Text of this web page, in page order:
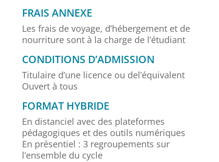
FRAIS ANNEXE
Les frais de voyage, d’hébergement et de
nourriture sont à la charge de l’étudiant
CONDITIONS D’ADMISSION
Titulaire d’une licence ou del’équivalent
Ouvert à tous
FORMAT HYBRIDE
En distanciel avec des plateformes
pédagogiques et des outils numériques
En présentiel : 3 regroupements sur
l’ensemble du cycle